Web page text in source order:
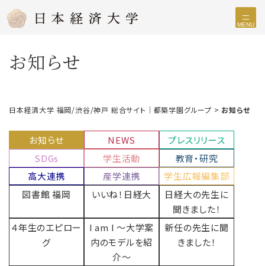
MENU
お知らせ
日本経済大学 福岡/渋谷/神戸 総合サイト｜都築学園グループ > お知らせ
お知らせ NEWS
プレスリリース
SDGs
学生活動
教育・研究
高大連携
産学連携
学生広報編集部
図書館 福岡
いいね！日経大
日経大の先生に
聞きました！
４年生のエピロー
グ
I am I 〜大学案
内のモデルを紹
介〜
新任の先生に聞
きました！